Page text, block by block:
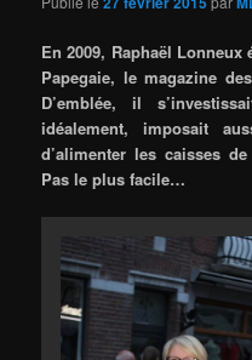
En 2009, Raphaël
Papegaie, le magazine
D’emblée, il
idéalement, imposait
d’alimenter les caisses
Pas le plus facile…